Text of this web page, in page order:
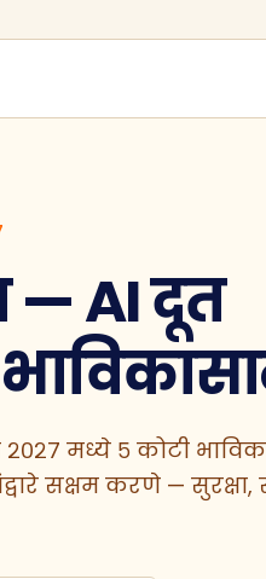
AI दूत
मध्ये ५ कोटी
सक्षम करणे —